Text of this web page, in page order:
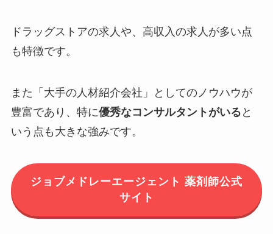
ドラッグストアの求人や、高収入の求人が多い点
も特徴です。
また「大手の人材紹介会社」としてのノウハウが
豊富であり、特に優秀なコンサルタントがいる と
いう点も大きな強みです。
ジョブメドレーエージェント 薬剤師公式
サイト